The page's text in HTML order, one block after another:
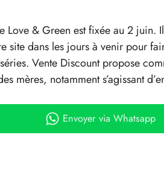
& Green est fixée au 2 juin.
dans les jours à venir pour
Vente Discount propose
mères, notamment s’agissant
Envoyervia Whatsapp